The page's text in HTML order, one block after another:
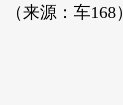
（来源：车168